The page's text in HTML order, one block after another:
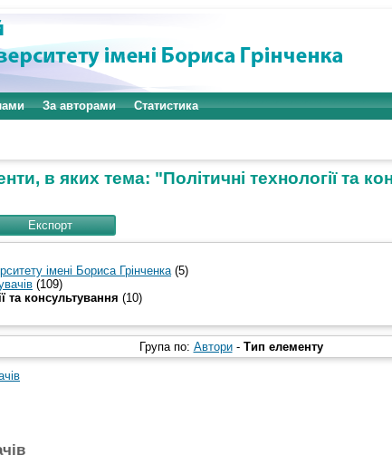
За авторами Статистика
в яких тема: "Політичні технології та
імені Бориса Грінченка (5)
(109)
та консультування (10)
Група по: Автори- Тип елементу